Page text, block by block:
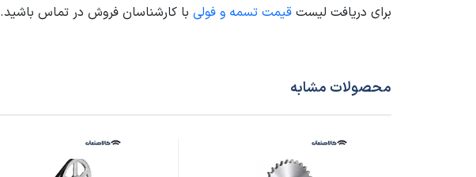
برای دریافت لیست قیمت تسمه و فولی با کارشناسان فروش در تماس باشید.
محصولات مشابه